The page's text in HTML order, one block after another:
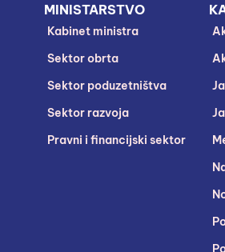
MINISTARSTVO
Kabinet ministra
Sektor obrta
Sektor poduzetništva
Sektor razvoja
Pravni i financijski sektor